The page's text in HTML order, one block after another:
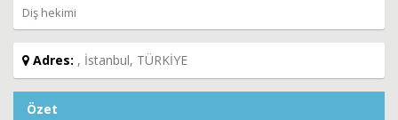
Diş hekimi
Adres: , İstanbul, TÜRKİYE
Özet